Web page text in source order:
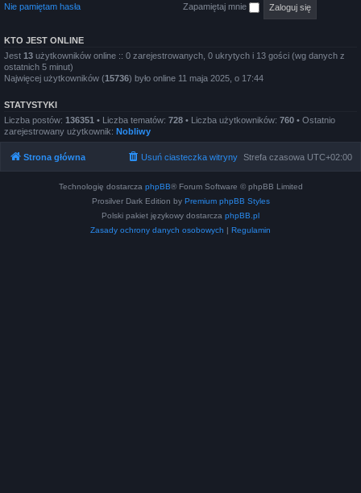
Nie pamiętam hasła Zapamiętaj mnie
KTO JEST ONLINE
Jest 13 użytkowników online :: 0 zarejestrowanych, 0 ukrytych i 13 gości (wg danych z
ostatnich 5 minut)
Najwięcej użytkowników (15736) było online 11 maja 2025, o 17:44
STATYSTYKI
Liczba postów: 136351 • Liczba tematów: 728 • Liczba użytkowników: 760 • Ostatnio
zarejestrowany użytkownik: Nobliwy
Strona główna Strefa czasowa UTC+02:00
Usuń ciasteczka witryny
Technologię dostarcza phpBB® Forum Software © phpBB Limited
Prosilver Dark Edition by Premium phpBB Styles
Polski pakiet językowy dostarcza phpBB.pl
Zasady ochrony danych osobowych | Regulamin